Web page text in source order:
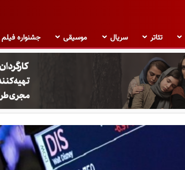
تئاتر سریال موسیقی جشنواره